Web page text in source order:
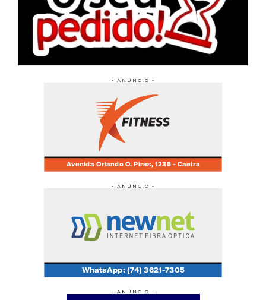
- ANÚNCIO -
- ANÚNCIO -
- ANÚNCIO -